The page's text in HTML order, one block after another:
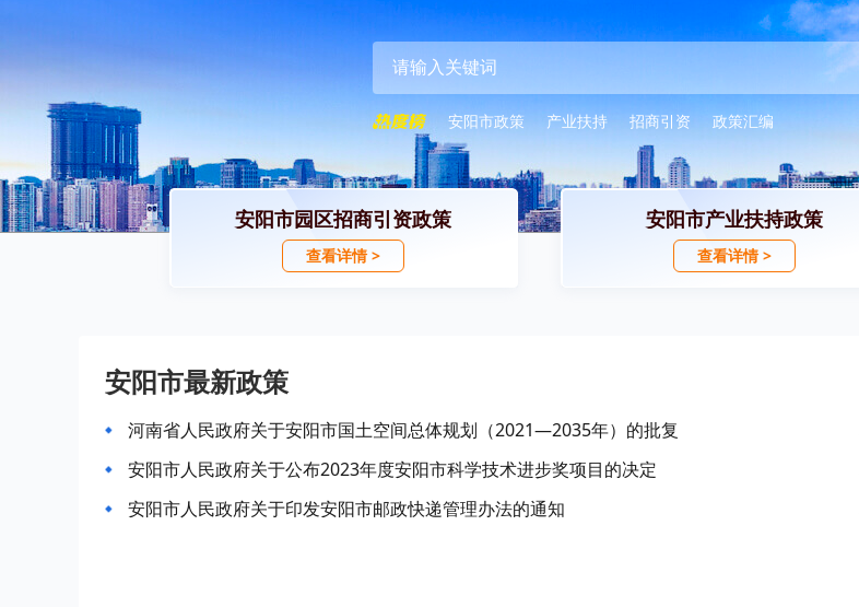
安阳市政策 产业扶持 招商引资 政策汇编
安阳市园区招商引资政策
查看详情 >
安阳市产业扶持政策
查看详情 >
安阳市最新政策
河南省人民政府关于安阳市国土空间总体规划（2021—2035年）的批复
安阳市人民政府关于公布2023年度安阳市科学技术进步奖项目的决定
安阳市人民政府关于印发安阳市邮政快递管理办法的通知